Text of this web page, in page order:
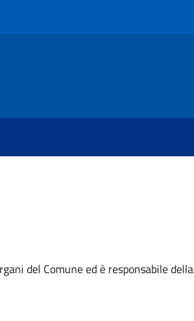
del Comune ed è responsabile della